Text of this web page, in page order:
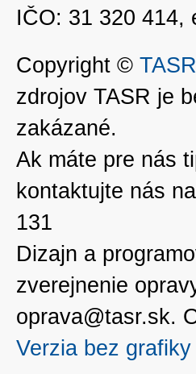
IČO: 31 320 414,
Copyright © TASR
zdrojov TASR je
zakázané.
Ak máte pre nás
kontaktujte nás na
131
Dizajn a
zverejnenie
oprava@tasr.sk.
Verzia bez grafiky